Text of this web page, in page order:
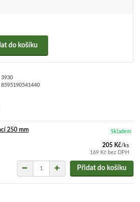
do košíku
3930
8595190541440
250 mm
205 Kč/ks
169 Kč bez DPH
Skladem
Přidat do košíku